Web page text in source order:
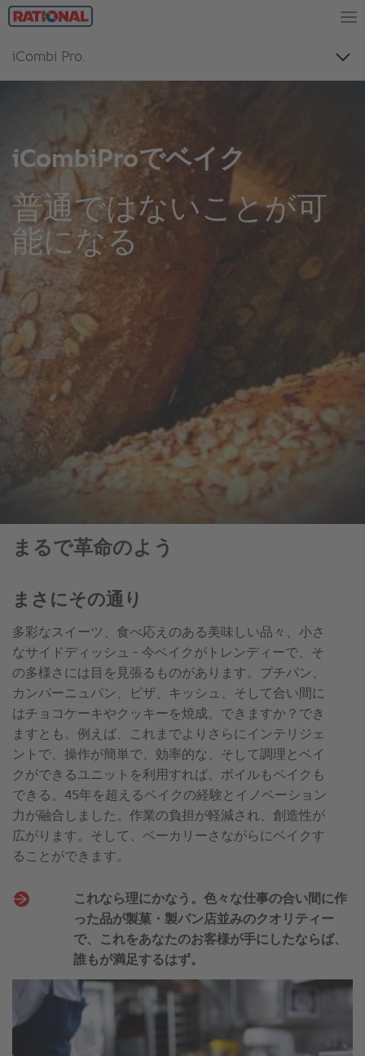
まるで革命のよう
まさにその通り
多彩なスイーツ、食べ応えのある美味しい品々、小さ
なサイドディッシュ - 今ベイクがトレンディーで、そ
の多様さには目を見張るものがあります。プチパン、
カンパーニュパン、ピザ、キッシュ、そして合い間に
はチョコケーキやクッキーを焼成。できますか？でき
ますとも。例えば、これまでよりさらにインテリジェ
ントで、操作が簡単で、効率的な、そして調理とベイ
クができるユニットを利用すれば。ボイルもベイクも
できる。45年を超えるベイクの経験とイノベーション
力が融合しました。作業の負担が軽減され、創造性が
広がります。そして、ベーカリーさながらにベイクす
ることができます。
これなら理にかなう。色々な仕事の合い間に作
った品が製菓・製パン店並みのクオリティー
で、これをあなたのお客様が手にしたならば、
誰もが満足するはず。